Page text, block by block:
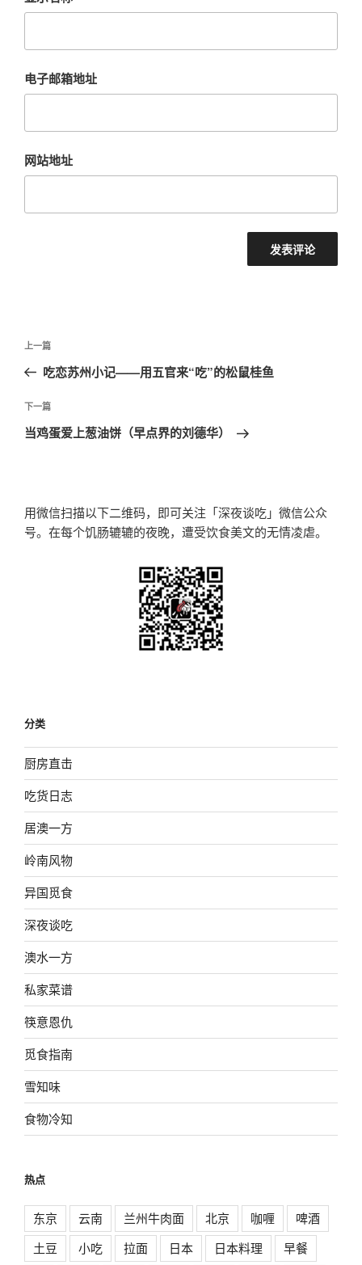
电子邮箱地址
网站地址
文
导
航
上
一
文
章
上一篇
吃恋苏州小记——用五官来“吃”的松鼠桂鱼
下
一
下一篇
当鸡蛋爱上葱油饼（早点界的刘德华）
用微信扫描以下二维码，即可关注「深夜谈吃」微信公众
号。在每个饥肠辘辘的夜晚，遭受饮食美文的无情凌虐。
分类
厨房直击
吃货日志
居澳一方
岭南风物
异国觅食
深夜谈吃
澳水一方
私家菜谱
筷意恩仇
觅食指南
雪知味
食物冷知
热点
东京 云南 兰州牛肉面 北京 咖喱
啤酒
土豆
小吃 拉面 日本 日本料理
早餐